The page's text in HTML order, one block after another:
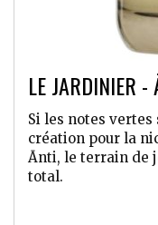
LE JARDINIER -
Si les notes
création pour la
Ānti, le terrain de
total.